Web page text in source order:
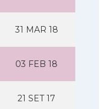
31 MAR 18
03 FEB 18
21 SET 17